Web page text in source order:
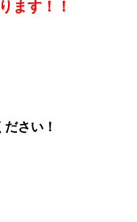
ます！！
さい！